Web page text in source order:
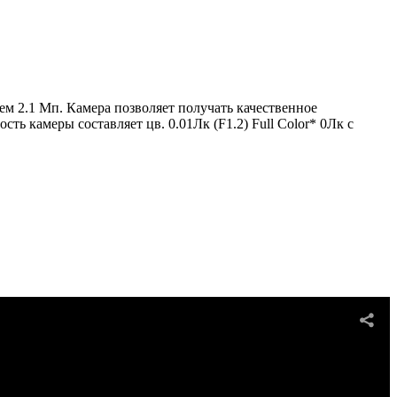
Мп. Камера позволяет получать качественное
камеры составляет цв. 0.01Лк (F1.2) Full Color* 0Лк с